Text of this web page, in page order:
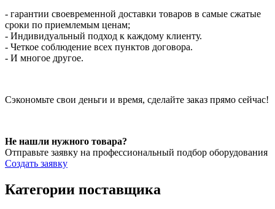
- гарантии своевременной доставки товаров в самые сжатые
сроки по приемлемым ценам;
- Индивидуальный подход к каждому клиенту.
- Четкое соблюдение всех пунктов договора.
- И многое другое.
Сэкономьте свои деньги и время, сделайте заказ прямо сейчас!
Не нашли нужного товара?
Отправьте заявку на профессиональный подбор оборудования
Создать заявку
Категории поставщика